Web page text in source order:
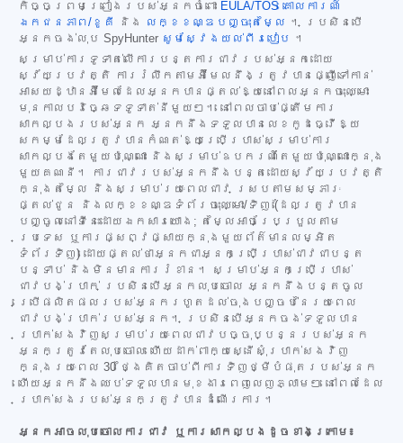
កិច្ចព្រមព្រៀងរបស់អ្នកចំពោះ EULA/TOS គោលការណ៍
ឯកជនភាព/ខូគី
និង លក្ខខណ្ឌបញ្ចុះតម្លៃ ។ ប្រសិនបើ
អ្នកចង់លុប SpyHunter សូមស្វែងយល់ពីរបៀប ។
សម្រាប់ការទូទាត់លើការបន្តការជាវរបស់អ្នកដោយ
ស្វ័យប្រវត្តិ ការរំលឹកតាមអ៊ីមែលនឹងត្រូវបានផ្ញើទៅកាន់
អាសយដ្ឋានអ៊ីមែលដែលអ្នកបានផ្តល់ឱ្យនៅពេលអ្នកចុះឈ្មោះ
មុនកាលបរិច្ឆេទទូទាត់នីមួយៗ។ នៅពេលចាប់ផ្តើមការ
សាកល្បងរបស់អ្នក អ្នកនឹងទទួលបានលេខកូដធ្វើឱ្យ
សកម្មដែលត្រូវបានកំណត់ឱ្យប្រើប្រាស់សម្រាប់ការ
សាកល្បងតែមួយប៉ុណ្ណោះ និងសម្រាប់ឧបករណ៍តែមួយប៉ុណ្ណោះក្នុង
មួយគណនី។ ការជាវរបស់អ្នកនឹងបន្តដោយស្វ័យប្រវត្តិ
ក្នុងតម្លៃ និងសម្រាប់រយៈពេលជាវ ស្របតាមសម្ភារៈ
ផ្តល់ជូន និងលក្ខខណ្ឌទំព័រចុះឈ្មោះ/ទិញ (ដែលត្រូវបាន
បញ្ចូលនៅទីនេះដោយឯកសារយោង; តម្លៃអាចប្រែប្រួលតាម
ប្រទេស ឬការផ្សព្វផ្សាយក្នុងមួយព័ត៌មានលម្អិត
ទំព័រទិញ) ដោយផ្តល់ថាអ្នកជាអ្នកប្រើប្រាស់ជាវជាបន្ត
បន្ទាប់ និងមិនមានការរំខាន។ សម្រាប់អ្នកប្រើប្រាស់
ជាវបង់ប្រាក់ ប្រសិនបើអ្នកលុបចោល អ្នកនឹងបន្តចូល
ប្រើផលិតផលរបស់អ្នករហូតដល់ចុងបញ្ចប់នៃរយៈពេល
ជាវបង់ប្រាក់របស់អ្នក។ ប្រសិនបើអ្នកចង់ទទួលបាន
ប្រាក់សងវិញសម្រាប់រយៈពេលជាវបច្ចុប្បន្នរបស់អ្នក
អ្នកត្រូវតែលុបចោល ហើយដាក់ពាក្យស្នើសុំប្រាក់សងវិញ
ក្នុងរយៈពេល 30 ថ្ងៃគិតចាប់ពីការទិញថ្មីបំផុតរបស់អ្នក
ហើយអ្នកនឹងឈប់ទទួលបានមុខងារពេញលេញភ្លាមៗ នៅពេលដែល
ប្រាក់សងរបស់អ្នកត្រូវបានដំណើរការ។
អ្នកអាចលុបចោលការជាវ ឬការសាកល្បងដូចខាងក្រោម៖